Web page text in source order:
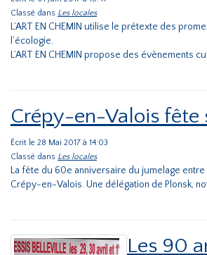
Classé dans Les locales
L’ART EN CHEMIN utilise le prétexte des
l’écologie.
L’ART EN CHEMIN propose des évènements
Crépy-en-Valois fête
Écrit le 28 Mai 2017 à 14:03
Classé dans Les locales
La fête du 60e anniversaire du jumelage
Crépy-en-Valois. Une délégation de Plonsk,
Les 90